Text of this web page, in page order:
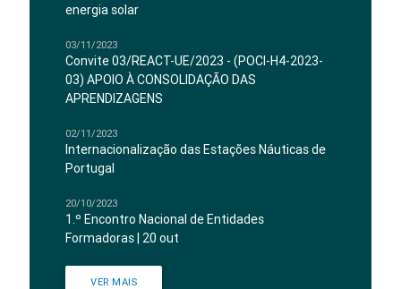
energia solar
03/11/2023
Convite 03/REACT-UE/2023 - (POCI-H4-2023-
03) APOIO À CONSOLIDAÇÃO DAS
APRENDIZAGENS
02/11/2023
Internacionalização das Estações Náuticas de
Portugal
20/10/2023
1.º Encontro Nacional de Entidades
Formadoras | 20 out
VER MAIS